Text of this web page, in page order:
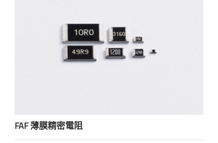
FAF 薄膜精密電阻